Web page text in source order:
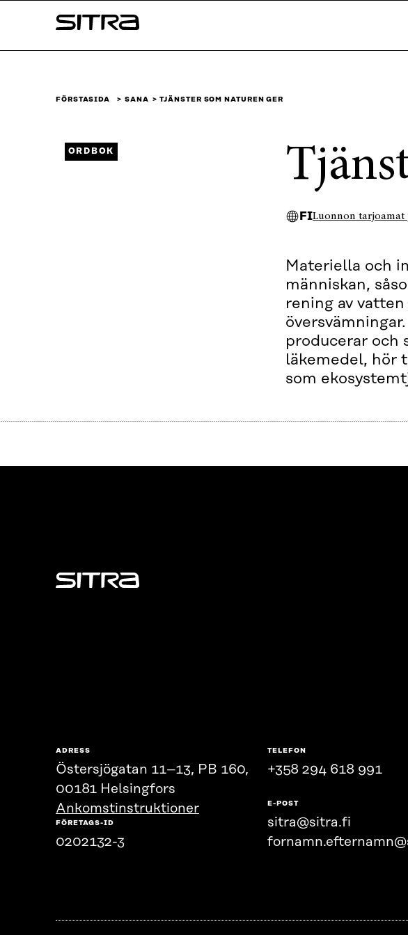
↓
Sitra
FÖRSTASIDA SANA TJÄNSTER SOM NATUREN GER
FILuonnon tarjoamat
Materiella och
människan,
rening av
producerar och
läkemedel, hör
som
ORDBOK
Sitra
ADRESS
Östersjögatan 11–13, PB 160,
00181 Helsingfors
Ankomstinstruktioner
FÖRETAGS-ID
0202132-3
TELEFON
+358 294 618 991
E-POST
sitra@sitra.fi